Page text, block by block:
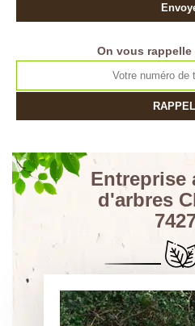
On vous
Entreprise
d'arbres